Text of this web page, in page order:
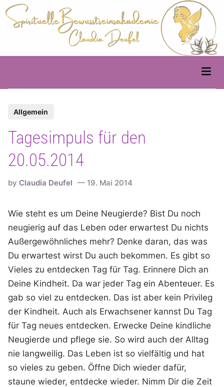
Skip
to
content
Main
t
e
d
n
Allgemein
Tagesimpuls für den
20.05.2014
byClaudia Deufel 19. Mai 2014
Wie steht es um Deine Neugierde? Bist Du noch
neugierig auf das Leben oder erwartest Du nichts
Außergewöhnliches mehr? Denke daran, das was
Du erwartest wirst Du auch bekommen. Es gibt so
Vieles zu entdecken Tag für Tag. Erinnere Dich an
Deine Kindheit. Da war jeder Tag ein Abenteuer. Es
gab so viel zu entdecken. Das ist aber kein Privileg
der Kindheit. Auch als Erwachsener kannst Du Tag
für Tag neues entdecken. Erwecke Deine kindliche
Neugierde und pflege sie. So wird auch der Alltag
nie langweilig. Das Leben ist so vielfältig und hat
so vieles zu geben. Öffne Dich wieder dafür,
staune wieder, entdecke wieder. Nimm Dir die Zeit